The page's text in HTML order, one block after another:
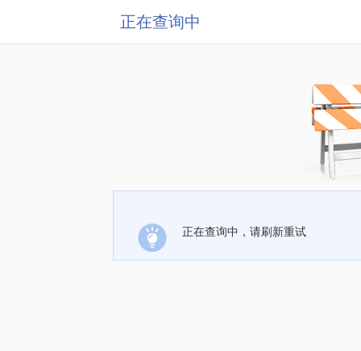
正在查询中
正在查询中，请刷新重试